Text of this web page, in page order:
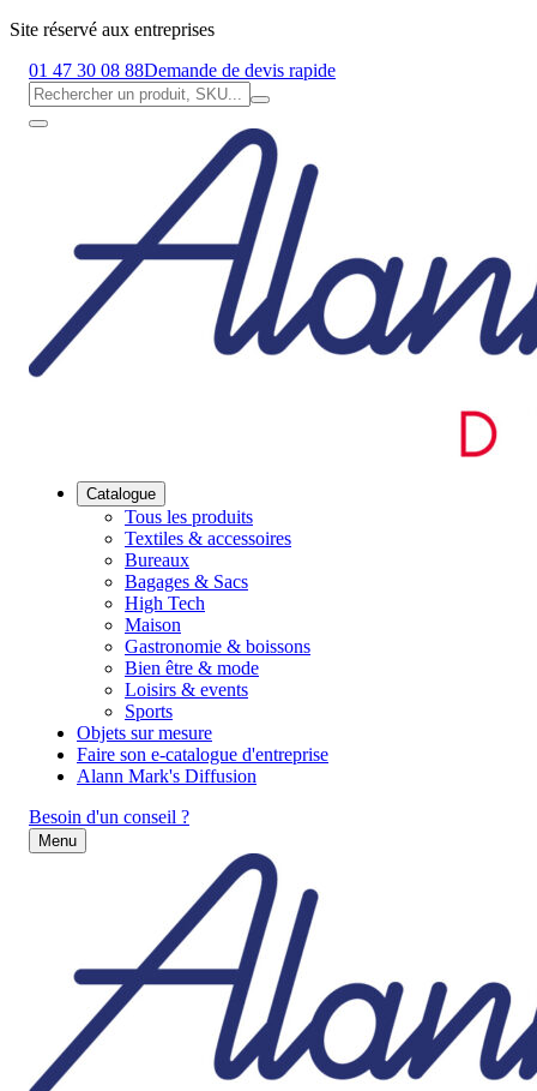
Site réservé aux entreprises
01 47 30 08 88Demande de devis rapide
Catalogue
Tous les produits
Textiles & accessoires
Bureaux
Bagages & Sacs
High Tech
Maison
Gastronomie & boissons
Bien être & mode
Loisirs & events
Sports
Objets sur mesure
Faire son e-catalogue d'entreprise
Alann Mark's Diffusion
Besoin d'un conseil ?
Menu